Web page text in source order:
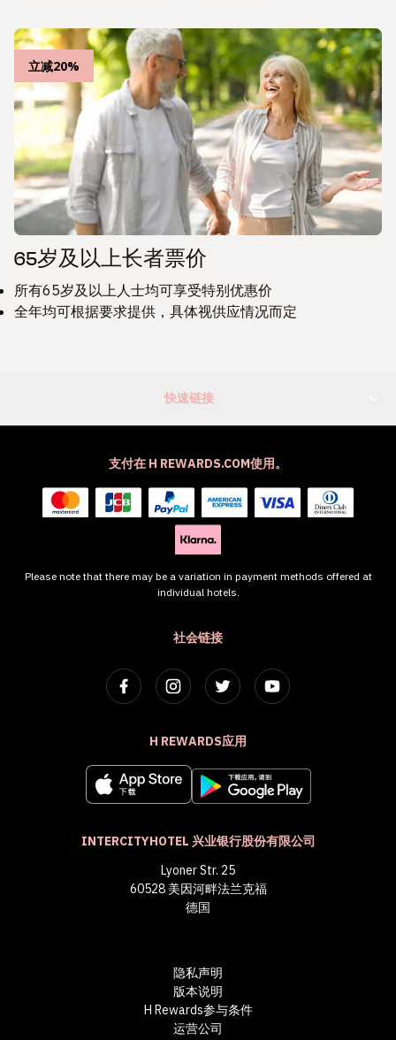
立减20%
65岁及以上长者票价
所有65岁及以上人士均可享受特别优惠价
全年均可根据要求提供，具体视供应情况而定
快速链接
社会链接
H REWARDS应用
INTERCITYHOTEL 兴业银行股份有限公司
Lyoner Str. 25
60528 美因河畔法兰克福
德国
支付在 H REWARDS.COM使用。
Please note that there may be a variation in payment methods offered at
individual hotels.
隐私声明
版本说明
H Rewards参与条件
运营公司